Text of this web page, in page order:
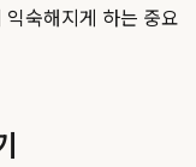
숙해지게 하는 중요